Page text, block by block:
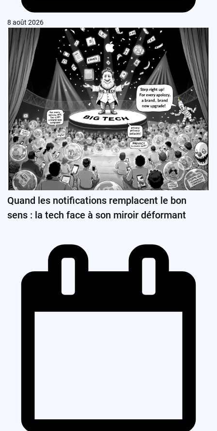
8 août 2026
Quand les notifications remplacent le bon
sens : la tech face à son miroir déformant